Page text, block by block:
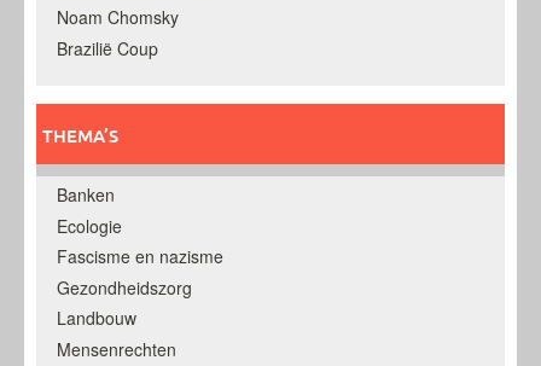
Noam Chomsky
Brazilië Coup
THEMA’S
Banken
Ecologie
Fascisme en nazisme
Gezondheidszorg
Landbouw
Mensenrechten